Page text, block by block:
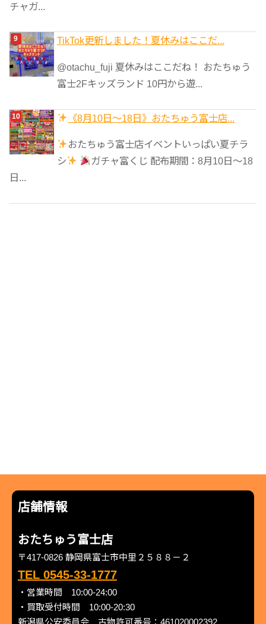
チャガ...
TikTok更新しました！夏休みはここだ...
@otachu_fuji 夏休みはここだね！ おたちゅう
富士2Fキッズランド 10円から遊...
《8月10日～18日》おたちゅう富士店...
おたちゅう富士店イベントいっぱい夏チラ
シ
ガチャ富くじ 配布期間：8月10日～18
日...
店舗情報
おたちゅう富士店
〒417-0826 静岡県富士市中里２５８８－２
TEL 0545-33-1777
・営業時間 10:00-24:00
・買取受付時間 10:00-20:30
新潟県公安委員会 古物許可番号：461020002392